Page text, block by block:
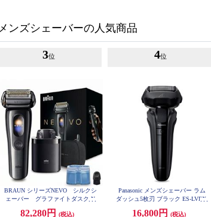
ンズシェーバーの人気商品
3位
BRAUN シリーズNEVO シルクシ
ェーバー グラファイトダスク N
82,280円
(税込)
4位
Panasonic メンズシェーバー ラム
ダッシュ5枚刃 ブラック ES-LVFX-
16,800円
(税込)